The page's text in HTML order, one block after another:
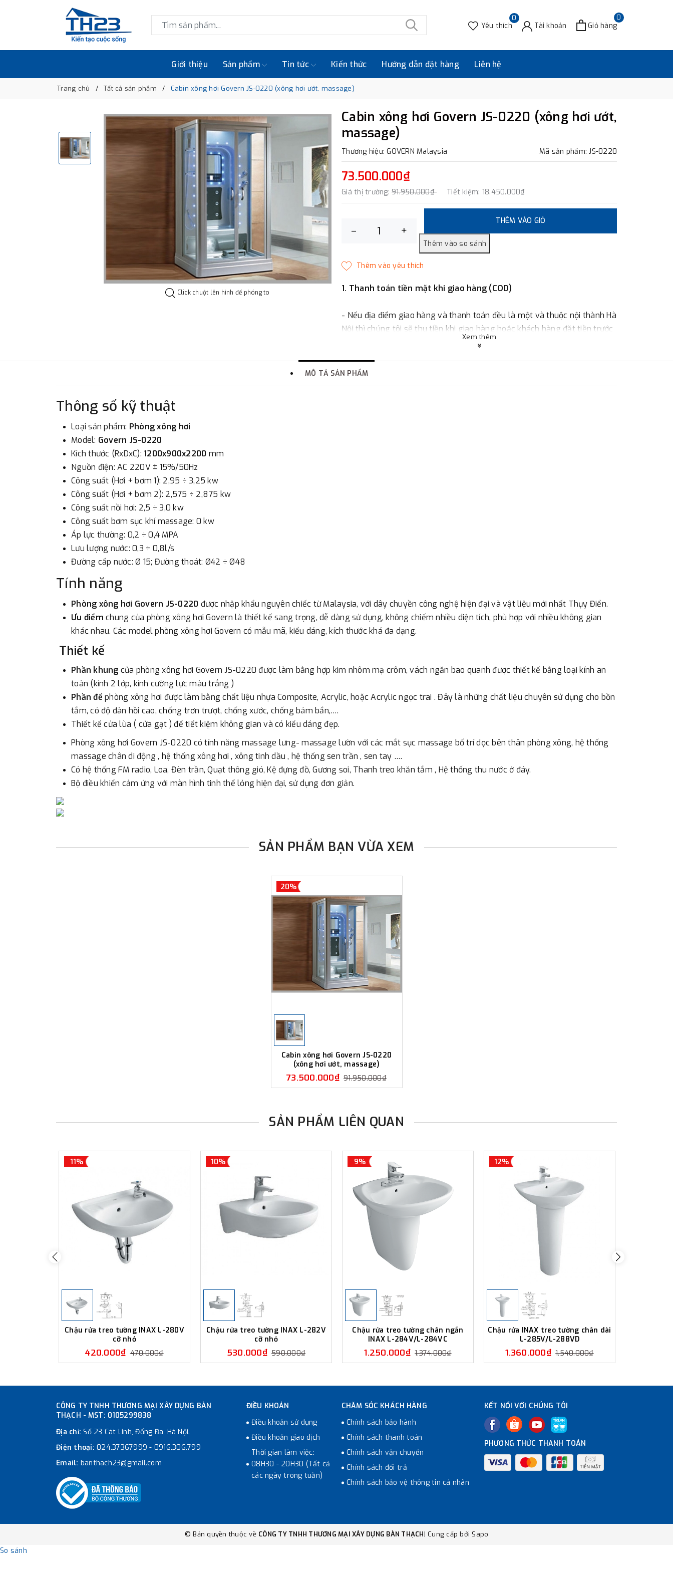
0
Yêu thích Tài khoản
0
Giỏ hàng
Giới thiệu Sản phẩm Tin tức Kiến thức Hướng dẫn đặt hàng Liên hệ
Trang chủ Tất cả sản phẩm Cabin xông hơi Govern JS-0220 (xông hơi ướt, massage)
Click chuột lên hình để phóng to
Cabin xông hơi Govern JS-0220 (xông hơi ướt,
massage)
Thương hiệu: GOVERN Malaysia Mã sản phẩm: JS-0220
73.500.000₫
Giá thị trường: 91.950.000₫ Tiết kiệm: 18.450.000₫
– +
THÊM VÀO GIỎ
1. Thanh toán tiền mặt khi giao hàng (COD)
- Nếu địa điểm giao hàng và thanh toán đều là một và thuộc nội thành Hà
Nội thì chúng tôi sẽ thu tiền khi giao hàng hoặc khách hàng đặt tiền trước
một phần giá trị đơn hàng tùy thuộc vào đơn hàng.
2. Thanh toán trực tiếp tại :
Xem thêm
MÔ TẢ SẢN PHẨM
Thông số kỹ thuật
Loại sản phẩm: Phòng xông hơi
Model: Govern JS-0220
Kích thước (RxDxC): 1200x900x2200 mm
Nguồn điện: AC 220V ± 15%/50Hz
Công suất (Hơi + bơm 1): 2,95 ÷ 3,25 kw
Công suất (Hơi + bơm 2): 2,575 ÷ 2,875 kw
Công suất nồi hơi: 2,5 ÷ 3,0 kw
Công suất bơm sục khí massage: 0 kw
Áp lực thường: 0,2 ÷ 0,4 MPA
Lưu lượng nước: 0,3 ÷ 0,8l/s
Đường cấp nước: Ø 15; Đường thoát: Ø42 ÷ Ø48
Tính năng
Phòng xông hơi Govern JS-0220 được nhập khẩu nguyên chiếc từ Malaysia, với dây chuyền công nghệ hiện đại và vật liệu mới nhất Thụy Điển.
Ưu điểm chung của phòng xông hơi Govern là thiết kế sang trọng, dễ dàng sử dụng, không chiếm nhiều diện tích, phù hợp với nhiều không gian
khác nhau. Các model phòng xông hơi Govern có mẫu mã, kiểu dáng, kích thước khá đa dạng.
Thiết kế
Phần khung của phòng xông hơi Govern JS-0220 được làm bằng hợp kim nhôm mạ crôm, vách ngăn bao quanh được thiết kế bằng loại kính an
toàn (kính 2 lớp, kính cường lực màu trắng )
Phần đế phòng xông hơi được làm bằng chất liệu nhựa Composite, Acrylic, hoặc Acrylic ngọc trai . Đây là những chất liệu chuyên sử dụng cho bồn
tắm, có độ đàn hồi cao, chống trơn trượt, chống xước, chống bám bẩn,….
Thiết kế cửa lùa ( cửa gạt ) để tiết kiệm không gian và có kiểu dáng đẹp.
Phòng xông hơi Govern JS-0220 có tính năng massage lưng- massage lườn với các mắt sục massage bố trí dọc bên thân phòng xông, hệ thống
massage chân di động , hệ thống xông hơi , xông tinh dầu , hệ thống sen trần , sen tay ….
Có hệ thống FM radio, Loa, Đèn trần, Quạt thông gió, Kệ đựng đồ, Gương soi, Thanh treo khăn tắm , Hệ thống thu nước ở đáy.
Bộ điều khiển cảm ứng với màn hình tinh thể lỏng hiện đại, sử dụng đơn giản.
SẢN PHẨM BẠN VỪA XEM
20%
Cabin xông hơi Govern JS-0220
(xông hơi ướt, massage)
73.500.000₫ 91.950.000₫
SẢN PHẨM LIÊN QUAN
11%
Chậu rửa treo tường INAX L-280V
cỡ nhỏ
420.000₫ 470.000₫
10%
Chậu rửa treo tường INAX L-282V
cỡ nhỏ
530.000₫ 590.000₫
9%
Chậu rửa treo tường chân ngắn
INAX L-284V/L-284VC
1.250.000₫ 1.374.000₫
12%
Chậu rửa INAX treo tường chân dài
L-285V/L-288VD
1.360.000₫ 1.540.000₫
CÔNG TY TNHH THƯƠNG MẠI XÂY DỰNG BÀN
THẠCH - MST: 0105299838
Địa chỉ:Số 23 Cát Linh, Đống Đa, Hà Nội.
Điện thoại: 024.37367999 - 0916.306.799
Email: banthach23@gmail.com
ĐIỀU KHOẢN
Điều khoản sử dụng
Điều khoản giao dịch
Thời gian làm việc:
08H30 - 20H30 (Tất cả
các ngày trong tuần)
CHĂM SÓC KHÁCH HÀNG
Chính sách bảo hành
Chính sách thanh toán
Chính sách vận chuyển
Chính sách đổi trả
Chính sách bảo vệ thông tin cá nhân
KẾT NỐI VỚI CHÚNG TÔI
PHƯƠNG THỨC THANH TOÁN
© Bản quyền thuộc về CÔNG TY TNHH THƯƠNG MẠI XÂY DỰNG BÀN THẠCH| Cung cấp bởi Sapo
So sánh